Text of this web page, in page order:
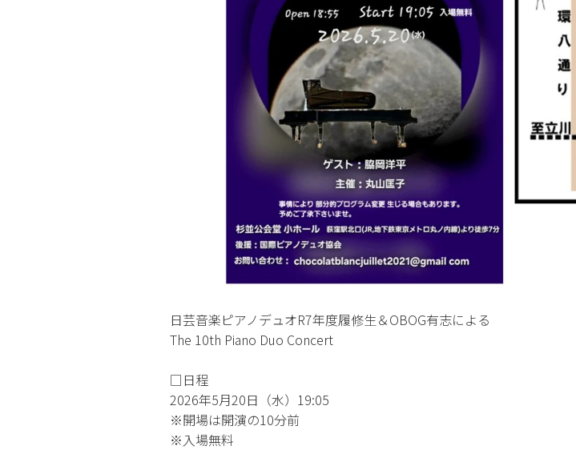
日芸音楽ピアノデュオR7年度履修生＆OBOG有志による
The 10th Piano Duo Concert
□日程
2026年5月20日（水）19:05
※開場は開演の10分前
※入場無料